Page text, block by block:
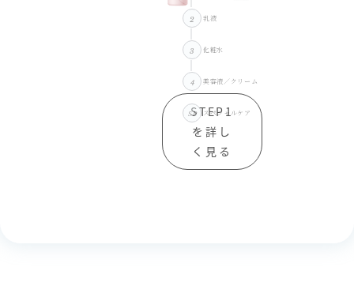
STEP1
を詳し
く見る
2 乳液
3 化粧水
4 美容液／クリーム
SP スペシャルケア